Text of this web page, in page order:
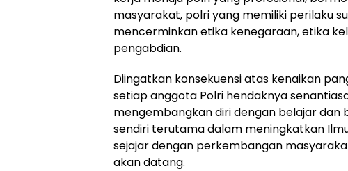
masyarakat, polri yang memiliki perilaku
mencerminkan etika kenegaraan, etika
pengabdian.
Diingatkan konsekuensi atas kenaikan
setiap anggota Polri hendaknya
mengembangkan diri dengan belajar dan
sendiri terutama dalam meningkatkan
sejajar dengan perkembangan
akan datang.